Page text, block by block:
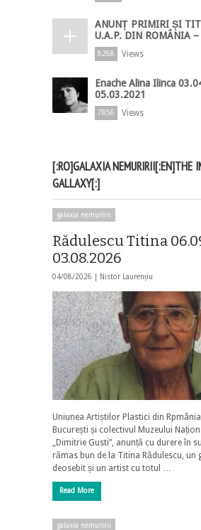
ANUNȚ PRIMIRI ȘI
U.A.P. DIN ROMÂNIA –
8268 Views
Enache Alina Ilinca
05.03.2021
7856 Views
[:RO]GALAXIA NEMURIRII[:EN]THE
GALLAXY[:]
galaxia nemuririi
Rădulescu Titina
03.08.2026
04/08/2026 | Nistor Laurențiu
Uniunea Artiștilor Plastici din
București și colectivul Muzeului
„Dimitrie Gusti”, anunță cu durere în
rămas bun de la Titina Rădulescu, un
deosebit și un artist cu totul …
Read More
galaxia nemuririi